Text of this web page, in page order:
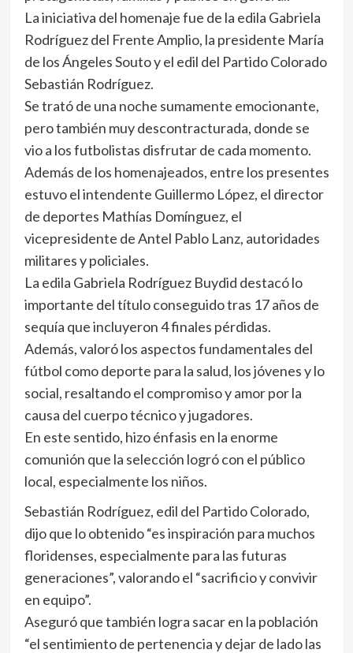
La iniciativa del homenaje fue de la edila Gabriela
Rodríguez del Frente Amplio, la presidente María
de los Ángeles Souto y el edil del Partido Colorado
Sebastián Rodríguez.
Se trató de una noche sumamente emocionante,
pero también muy descontracturada, donde se
vio a los futbolistas disfrutar de cada momento.
Además de los homenajeados, entre los presentes
estuvo el intendente Guillermo López, el director
de deportes Mathías Domínguez, el
vicepresidente de Antel Pablo Lanz, autoridades
militares y policiales.
La edila Gabriela Rodríguez Buydid destacó lo
importante del título conseguido tras 17 años de
sequía que incluyeron 4 finales pérdidas.
Además, valoró los aspectos fundamentales del
fútbol como deporte para la salud, los jóvenes y lo
social, resaltando el compromiso y amor por la
causa del cuerpo técnico y jugadores.
En este sentido, hizo énfasis en la enorme
comunión que la selección logró con el público
local, especialmente los niños.
Sebastián Rodríguez, edil del Partido Colorado,
dijo que lo obtenido “es inspiración para muchos
floridenses, especialmente para las futuras
generaciones”, valorando el “sacrificio y convivir
en equipo”.
Aseguró que también logra sacar en la población
“el sentimiento de pertenencia y dejar de lado las